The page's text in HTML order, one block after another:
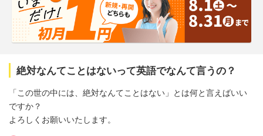
絶対なんてことはないって英語でなんて言うの？
「この世の中には、絶対なんてことはない」とは何と言えばいい
ですか？
よろしくお願いいたします。